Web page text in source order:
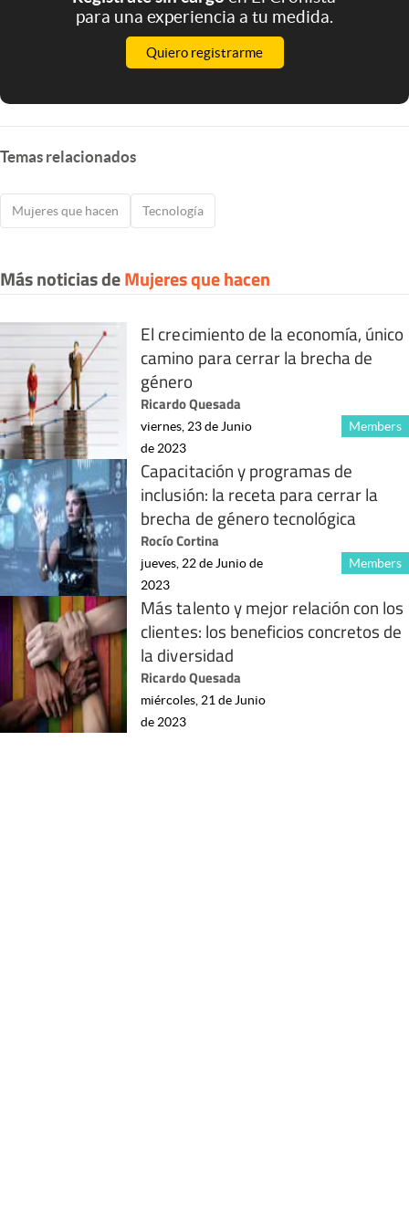
para una experiencia a tu medida.
Quiero registrarme
Temas relacionados
Mujeres que hacen Tecnología
Más noticias deMujeres que hacen
El crecimiento de la economía, único
camino para cerrar la brecha de
género
Ricardo Quesada
Members
viernes, 23 de Junio
de 2023
Capacitación y programas de
inclusión: la receta para cerrar la
brecha de género tecnológica
Rocío Cortina
Members
jueves, 22 de Junio de
2023
Más talento y mejor relación con los
clientes: los beneficios concretos de
la diversidad
Ricardo Quesada
miércoles, 21 de Junio
de 2023